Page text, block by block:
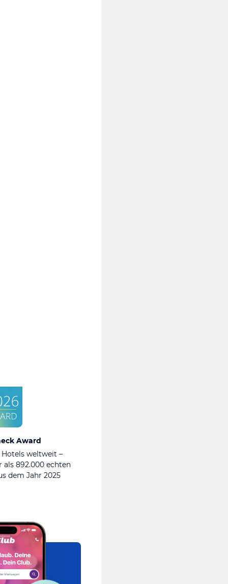
Award
weltweit –
als 892.000 echten
dem Jahr 2025